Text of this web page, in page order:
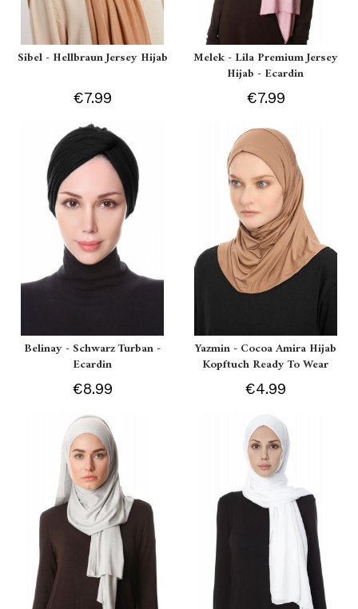
Sibel - Hellbraun Jersey Hijab
€7.99
Melek - Lila Premium Jersey
Hijab - Ecardin
€7.99
Belinay - Schwarz Turban -
Ecardin
€8.99
Yazmin - Cocoa Amira Hijab
Kopftuch Ready To Wear
€4.99